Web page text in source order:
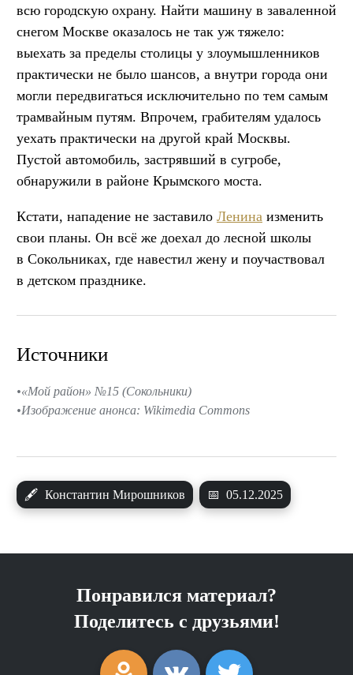
всю городскую охрану. Найти машину в заваленной
снегом Москве оказалось не так уж тяжело:
выехать за пределы столицы у злоумышленников
практически не было шансов, а внутри города они
могли передвигаться исключительно по тем самым
трамвайным путям. Впрочем, грабителям удалось
уехать практически на другой край Москвы.
Пустой автомобиль, застрявший в сугробе,
обнаружили в районе Крымского моста.
Кстати, нападение не заставило Ленина изменить
свои планы. Он всё же доехал до лесной школы
в Сокольниках, где навестил жену и поучаствовал
в детском празднике.
🖋 Константин Мирошников 📅 05.12.2025
Источники
«Мой район» №15 (Сокольники)
Изображение анонса: Wikimedia Commons
Понравился материал?
Поделитесь с друзьями!